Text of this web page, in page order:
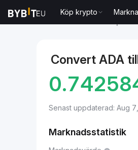
Köp krypto
Convert ADA
Senast uppdaterad: Aug
Marknadsstatistik